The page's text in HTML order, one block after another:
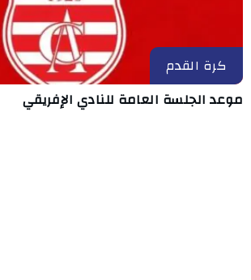
كرة القدم
موعد الجلسة العامة للنادي الإفريقي